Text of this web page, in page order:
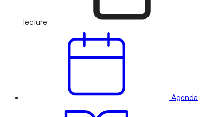
lecture
Agenda